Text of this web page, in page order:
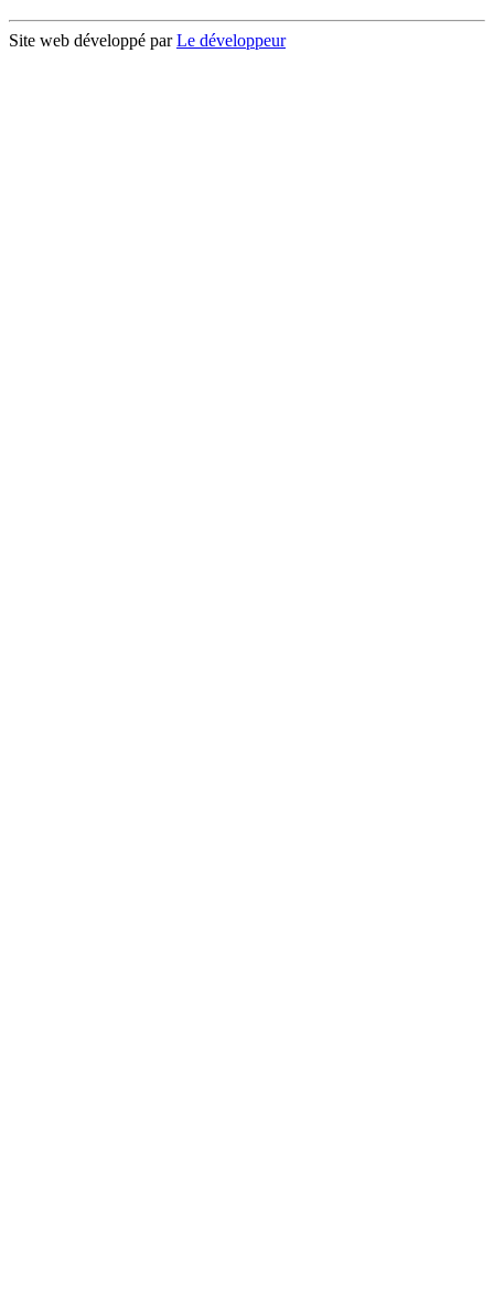
Site web développé parLe développeur